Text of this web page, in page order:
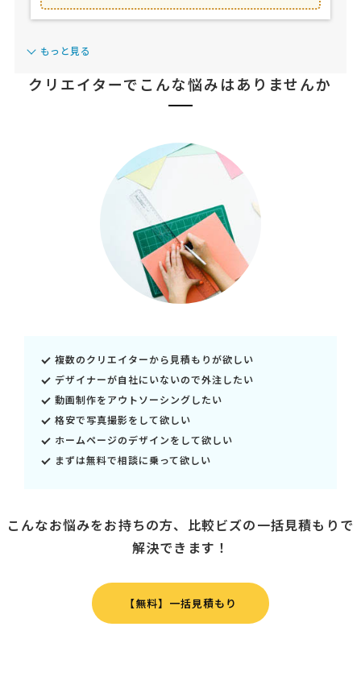
もっと見る
クリエイターで こんな悩みはありませんか
複数のクリエイターから見積もりが欲しい
デザイナーが自社にいないので外注したい
動画制作をアウトソーシングしたい
格安で写真撮影をして欲しい
ホームページのデザインをして欲しい
まずは無料で相談に乗って欲しい
こんなお悩みをお持ちの方、比較ビズの一括見積もりで
解決できます！
【無料】一括見積もり